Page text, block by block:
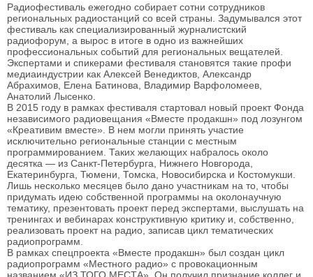
Радиофестиваль ежегодно собирает сотни сотрудников
региональных радиостанций со всей страны. Задумывался этот
фестиваль как специализированный журналистский
радиофорум, а вырос в итоге в одно из важнейших
профессиональных событий для региональных вещателей.
Экспертами и спикерами фестиваля становятся такие профи
медиаиндустрии как Алексей Венедиктов, Александр
Абрахимов, Елена Батинова, Владимир Варфоломеев,
Анатолий Лысенко.
В 2015 году в рамках фестиваля стартовал новый проект Фонда
независимого радиовещания «Вместе продакшн» под лозунгом
«Креативим вместе». В нем могли принять участие
исключительно региональные станции с местным
программированием. Таких желающих набралось около
десятка — из Санкт-Петербурга, Нижнего Новгорода,
Екатеринбурга, Тюмени, Томска, Новосибирска и Костомукши.
Лишь несколько месяцев было дано участникам на то, чтобы
придумать идею собственной программы на околонаучную
тематику, презентовать проект перед экспертами, выслушать на
тренингах и вебинарах конструктивную критику и, собственно,
реализовать проект на радио, записав цикл тематических
радиопрограмм.
В рамках спецпроекта «Вместе продакшн» был создан цикл
радиопрограмм «Местного радио» с провокационным
названием «ИЗ ТОГО МЕСТА». Он получил признание коллег и